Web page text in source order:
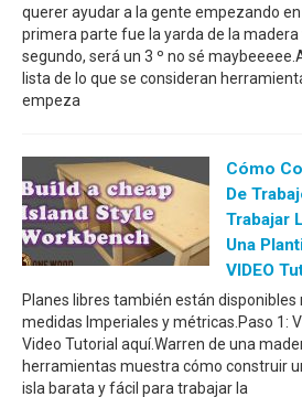
querer ayudar a la gente empezando
primera parte fue la yarda de la madera
segundo, será un 3 º no sé
lista de lo que se consideran
empeza
Cómo
De
Trabajar
Una
VIDEO
Planes libres también están disponibles
medidas Imperiales y métricas.Paso 1:
Video Tutorial aquí.Warren de una
herramientas muestra cómo construir
isla barata y fácil para trabajar la